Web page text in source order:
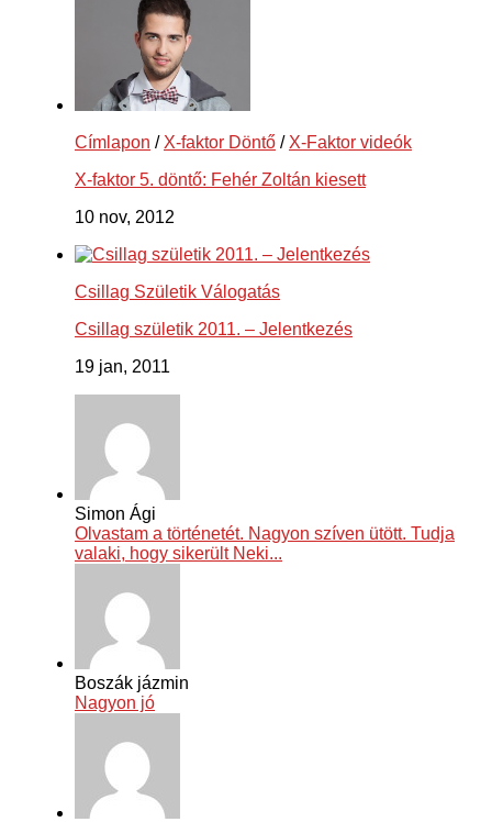
Címlapon /X-faktor Döntő /X-Faktor videók
X-faktor 5. döntő: Fehér Zoltán kiesett
10 nov, 2012
Csillag Születik Válogatás
Csillag születik 2011. – Jelentkezés
19 jan, 2011
Simon Ági
Olvastam a történetét. Nagyon szíven ütött. Tudja
valaki, hogy sikerült Neki...
Boszák jázmin
Nagyon jó